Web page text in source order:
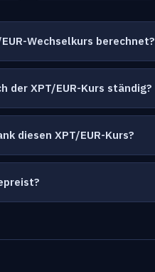
Wechselkurs berechnet?
der XPT/EUR-Kurs ständig?
diesen XPT/EUR-Kurs?